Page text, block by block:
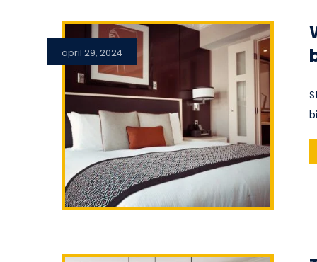
april 29, 2024